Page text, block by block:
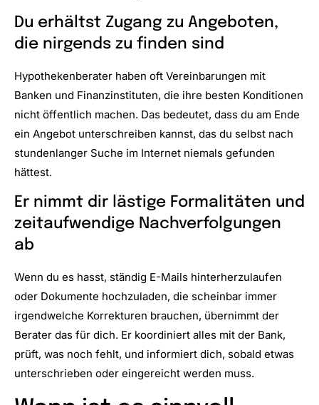
Du erhältst Zugang zu Angeboten,
die nirgends zu finden sind
Hypothekenberater haben oft Vereinbarungen mit
Banken und Finanzinstituten, die ihre besten Konditionen
nicht öffentlich machen. Das bedeutet, dass du am Ende
ein Angebot unterschreiben kannst, das du selbst nach
stundenlanger Suche im Internet niemals gefunden
hättest.
Er nimmt dir lästige Formalitäten und
zeitaufwendige Nachverfolgungen
ab
Wenn du es hasst, ständig E-Mails hinterherzulaufen
oder Dokumente hochzuladen, die scheinbar immer
irgendwelche Korrekturen brauchen, übernimmt der
Berater das für dich. Er koordiniert alles mit der Bank,
prüft, was noch fehlt, und informiert dich, sobald etwas
unterschrieben oder eingereicht werden muss.